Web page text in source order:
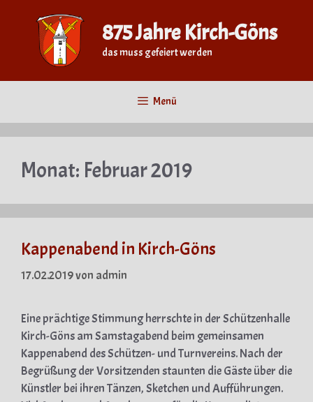
springen
875 Jahre Kirch-Göns
das muss gefeiert werden
Menü
Monat: Februar 2019
Kappenabend in Kirch-Göns
17.02.2019von admin
Eine prächtige Stimmung herrschte in der Schützenhalle
Kirch-Göns am Samstagabend beim gemeinsamen
Kappenabend des Schützen- und Turnvereins. Nach der
Begrüßung der Vorsitzenden staunten die Gäste über die
Künstler bei ihren Tänzen, Sketchen und Aufführungen.